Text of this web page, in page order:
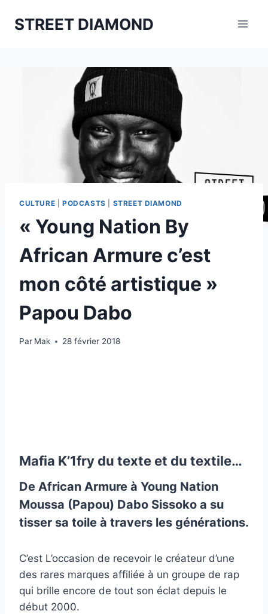
STREET DIAMOND
CULTURE PODCASTS STREET DIAMOND
« Young Nation By
African Armure c’est
mon côté artistique »
Papou Dabo
Par Mak 28 février 2018
Mafia K’1fry du texte et du textile…
De African Armure à Young Nation
Moussa (Papou) Dabo Sissoko a su
tisser sa toile à travers les générations.
C’est L’occasion de recevoir le créateur d’une
des rares marques affiliée à un groupe de rap
qui brille encore de tout son éclat depuis le
début 2000.